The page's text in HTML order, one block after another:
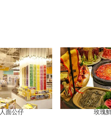
人面公仔
玫瑰